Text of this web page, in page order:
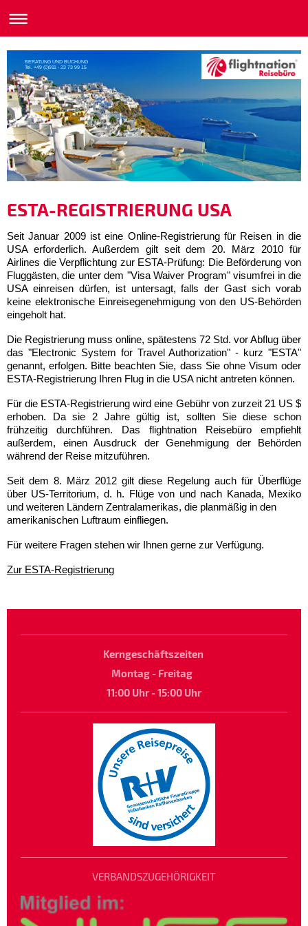
BERATUNG UND BUCHUNG
Tel. +49 (0)911 - 23 73 99 15
ESTA-REGISTRIERUNG USA
Seit Januar 2009 ist eine Online-Registrierung für Reisen in die
USA erforderlich. Außerdem gilt seit dem 20. März 2010 für
Airlines die Verpflichtung zur ESTA-Prüfung: Die Beförderung von
Fluggästen, die unter dem "Visa Waiver Program" visumfrei in die
USA einreisen dürfen, ist untersagt, falls der Gast sich vorab
keine elektronische Einreisegenehmigung von den US-Behörden
eingeholt hat.
Die Registrierung muss online, spätestens 72 Std. vor Abflug über
das "Electronic System for Travel Authorization" - kurz "ESTA"
genannt, erfolgen. Bitte beachten Sie, dass Sie ohne Visum oder
ESTA-Registrierung Ihren Flug in die USA nicht antreten können.
Für die ESTA-Registrierung wird eine Gebühr von zurzeit 21 US $
erhoben. Da sie 2 Jahre gültig ist, sollten Sie diese schon
frühzeitig durchführen. Das flightnation Reisebüro empfiehlt
außerdem, einen Ausdruck der Genehmigung der Behörden
während der Reise mitzuführen.
Seit dem 8. März 2012 gilt diese Regelung auch für Überflüge
über US-Territorium, d. h. Flüge von und nach Kanada, Mexiko
und weiteren Ländern Zentralamerikas, die planmäßig in den
amerikanischen Luftraum einfliegen.
Für weitere Fragen stehen wir Ihnen gerne zur Verfügung.
Zur ESTA-Registrierung
Kerngeschäftszeiten
Montag - Freitag
11:00 Uhr - 15:00 Uhr
VERBANDSZUGEHÖRIGKEIT